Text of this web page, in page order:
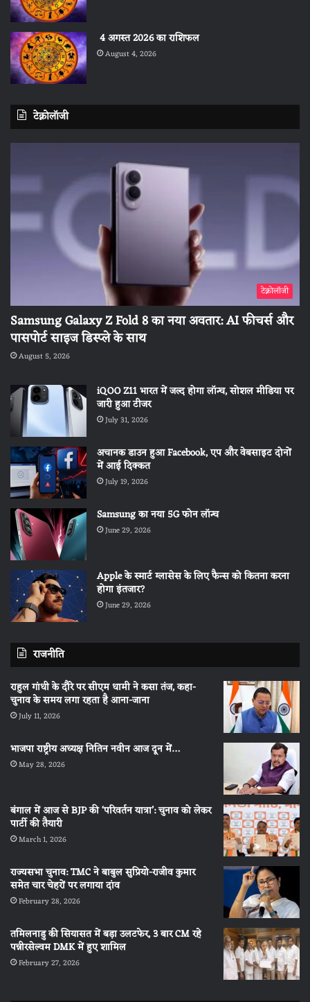
4 अगस्त 2026 का राशिफल
August 4, 2026
टेक्नोलॉजी
टेक्नोलॉजी
Samsung Galaxy Z Fold 8 का नया अवतार: AI फीचर्स और
पासपोर्ट साइज डिस्प्ले के साथ
August 5, 2026
iQOO Z11 भारत में जल्द होगा लॉन्च, सोशल मीडिया पर
जारी हुआ टीजर
July 31, 2026
अचानक डाउन हुआ Facebook, एप और वेबसाइट दोनों
में आई दिक्कत
July 19, 2026
Samsung का नया 5G फोन लॉन्च
June 29, 2026
Apple के स्मार्ट ग्लासेस के लिए फैन्स को कितना करना
होगा इंतजार?
June 29, 2026
राजनीति
राहुल गांधी के दौरे पर सीएम धामी ने कसा तंज, कहा-
चुनाव के समय लगा रहता है आना-जाना
July 11, 2026
भाजपा राष्ट्रीय अध्यक्ष नितिन नवीन आज दून में…
May 28, 2026
बंगाल में आज से BJP की ‘परिवर्तन यात्रा’: चुनाव को लेकर
पार्टी की तैयारी
March 1, 2026
राज्यसभा चुनाव: TMC ने बाबुल सुप्रियो-राजीव कुमार
समेत चार चेहरों पर लगाया दांव
February 28, 2026
तमिलनाडु की सियासत में बड़ा उलटफेर, 3 बार CM रहे
पन्नीरसेल्वम DMK में हुए शामिल
February 27, 2026